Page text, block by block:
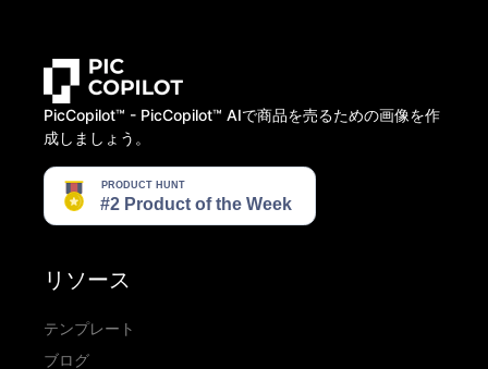
PicCopilot™️ - PicCopilot™️ AIで商品を売るための画像を作
成しましょう。
リソース
テンプレート
ブログ